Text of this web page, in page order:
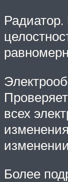
всех
Более